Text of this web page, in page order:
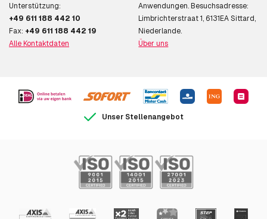
Unterstützung:
+49 611 188 442 10
Fax: +49 611 188 442 19
Alle Kontaktdaten
Anwendungen. Besuchsadresse:
Limbrichterstraat 1, 6131EA Sittard,
Niederlande.
Über uns
Unser Stellenangebot